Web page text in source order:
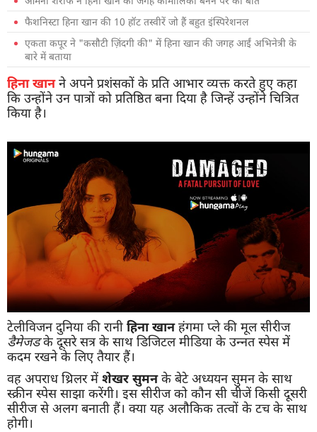
फैशनिस्टा हिना खान की 10 हॉट तस्वीरें जो हैं बहुत इंस्पिरेशनल
एकता कपूर ने "कसौटी ज़िंदगी की" में हिना खान की जगह आईं अभिनेत्री के
बारे में बताया
हिना खानने अपने प्रशंसकों के प्रति आभार व्यक्त करते हुए कहा
कि उन्होंने उन पात्रों को प्रतिष्ठित बना दिया है जिन्हें उन्होंने चित्रित
किया है।
टेलीविजन दुनिया की रानी हिना खानहंगमा प्ले की मूल सीरीज
डैमेजडके दूसरे सत्र के साथ डिजिटल मीडिया के उन्नत स्पेस में
कदम रखने के लिए तैयार हैं।
वह अपराध थ्रिलर में शेखर सुमनके बेटे अध्ययन सुमन के साथ
स्क्रीन स्पेस साझा करेंगी। इस सीरीज को कौन सी चीजें किसी दूसरी
सीरीज से अलग बनाती हैं। क्या यह अलौकिक तत्वों के टच के साथ
होगी।